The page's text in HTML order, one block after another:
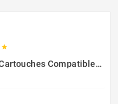

Pack 2 Cartouches Compatible Avec HP 301 XL Noir Et Couleur